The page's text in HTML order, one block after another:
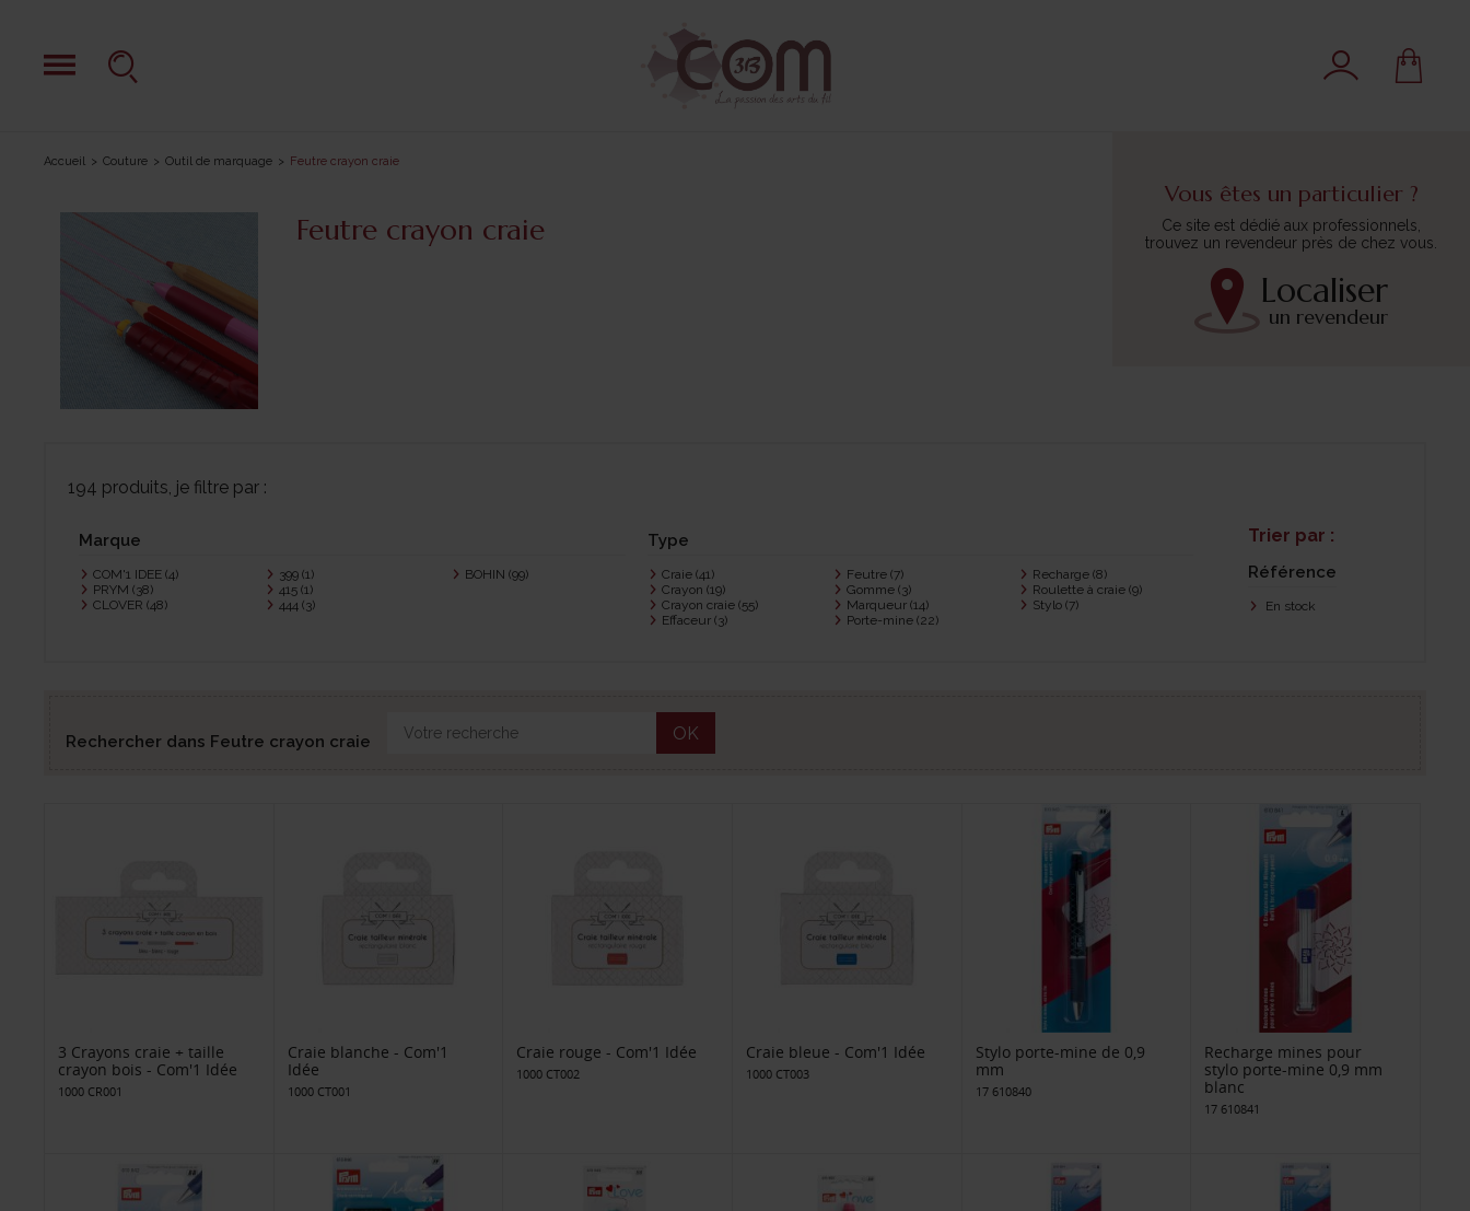
Vous êtes un particulier ?
Ce site est dédié aux professionnels,
trouvez un revendeur près de chez vous.
Localiser
un revendeur
Accueil Couture Outil de marquage Feutre crayon craie
Feutre crayon craie
194 produits, je filtre par :
Trier par :
Référence
En stock
Marque
COM'1 IDEE (4)
PRYM (38)
CLOVER (48)
399 (1)
415 (1)
444 (3)
BOHIN (99)
Type
Craie (41)
Crayon (19)
Crayon craie (55)
Effaceur (3)
Feutre(7)
Gomme(3)
Marqueur(14)
Porte-mine(22)
Recharge(8)
Roulette à craie(9)
Stylo(7)
Rechercher dans Feutre crayon craie OK
3 Crayons craie + taille
crayon bois - Com'1 Idée
1000 CR001
Craie blanche - Com'1
Idée
1000 CT001
Craie rouge - Com'1 Idée
1000 CT002
Craie bleue - Com'1 Idée
1000 CT003
Stylo porte-mine de 0,9
mm
17 610840
Recharge mines pour
stylo porte-mine 0,9 mm
blanc
17 610841